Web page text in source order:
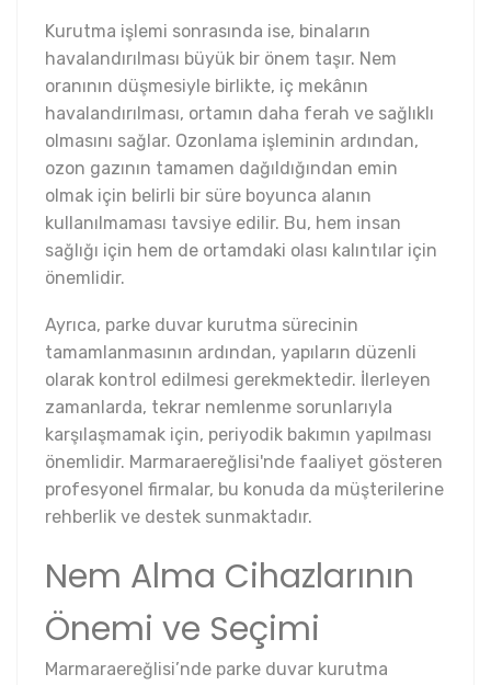
Kurutma işlemi sonrasında ise, binaların
havalandırılması büyük bir önem taşır. Nem
oranının düşmesiyle birlikte, iç mekânın
havalandırılması, ortamın daha ferah ve sağlıklı
olmasını sağlar. Ozonlama işleminin ardından,
ozon gazının tamamen dağıldığından emin
olmak için belirli bir süre boyunca alanın
kullanılmaması tavsiye edilir. Bu, hem insan
sağlığı için hem de ortamdaki olası kalıntılar için
önemlidir.
Ayrıca, parke duvar kurutma sürecinin
tamamlanmasının ardından, yapıların düzenli
olarak kontrol edilmesi gerekmektedir. İlerleyen
zamanlarda, tekrar nemlenme sorunlarıyla
karşılaşmamak için, periyodik bakımın yapılması
önemlidir. Marmaraereğlisi'nde faaliyet gösteren
profesyonel firmalar, bu konuda da müşterilerine
rehberlik ve destek sunmaktadır.
Nem Alma Cihazlarının
Önemi ve Seçimi
Marmaraereğlisi’nde parke duvar kurutma